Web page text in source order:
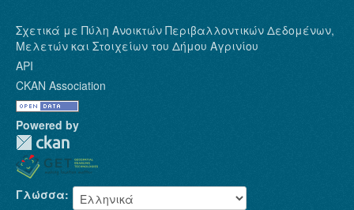
Σχετικά με Πύλη Ανοικτών Περιβαλλοντικών Δεδομένων,
Μελετών και Στοιχείων του Δήμου Αγρινίου
API
CKAN Association
Powered by
Γλώσσα